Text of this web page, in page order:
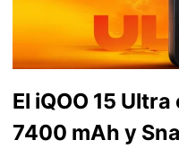
El iQOO 15
7400 mAh y